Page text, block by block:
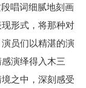
唱词细腻地刻画
形式，将那种对
员们以精湛的演
演绎得入木三
之中，深刻感受